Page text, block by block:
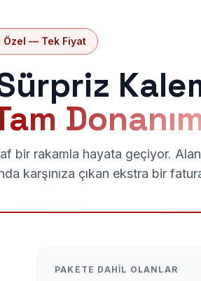
Özel — Tek Fiyat
bir rakamla hayata geçiyor. Alan
karşınıza çıkan ekstra bir
PAKETE DAHIL OLANLAR